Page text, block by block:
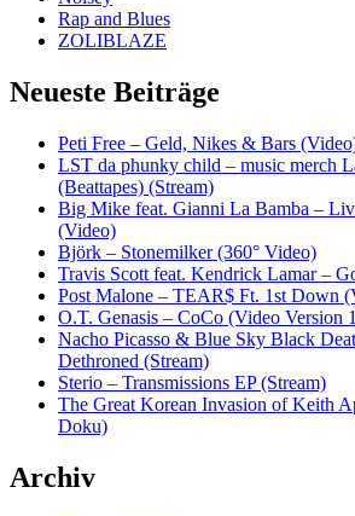
Rap and Blues
ZOLIBLAZE
Neueste Beiträge
Peti Free – Geld, Nikes & Bars
LST da phunky child – music merch
(Beattapes) (Stream)
Big Mike feat. Gianni La Bamba –
(Video)
Björk – Stonemilker (360° Video)
Travis Scott feat. Kendrick Lamar –
Post Malone – TEAR$ Ft. 1st Down
O.T. Genasis – CoCo (Video Version
Nacho Picasso & Blue Sky Black
Dethroned (Stream)
Sterio – Transmissions EP (Stream)
The Great Korean Invasion of Keith
Doku)
Archiv